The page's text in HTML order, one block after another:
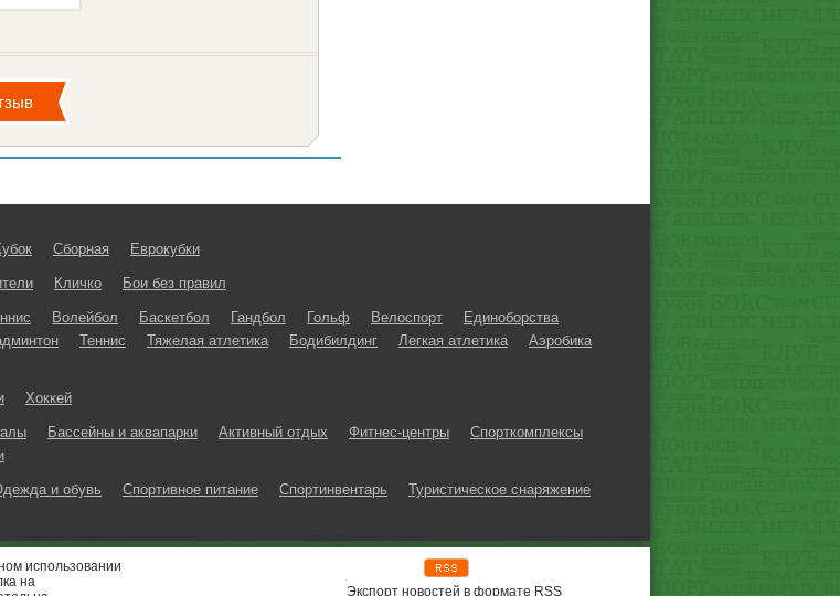
Сборная Еврокубки
Кличко Бои без правил
Волейбол Баскетбол Гандбол Гольф Велоспорт
Единоборства
Теннис Тяжелая атлетика Бодибилдинг Легкая атлетика
Аэробика
Хоккей
Бассейны и аквапарки Активный отдых Фитнес-центры
Спорткомплексы
и обувь Спортивное питание Спортинвентарь
Туристическое снаряжение
использовании
на
Экспорт новостей в формате RSS